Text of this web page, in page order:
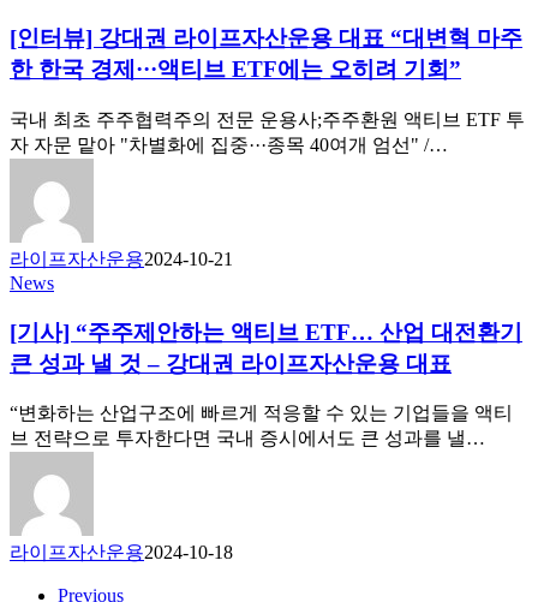
[인터뷰] 강대권 라이프자산운용 대표 “대변혁 마주
한 한국 경제···액티브 ETF에는 오히려 기회”
국내 최초 주주협력주의 전문 운용사;주주환원 액티브 ETF 투
자 자문 맡아 "차별화에 집중···종목 40여개 엄선" /…
라이프자산운용2024-10-21
News
[기사] “주주제안하는 액티브 ETF… 산업 대전환기
큰 성과 낼 것 – 강대권 라이프자산운용 대표
“변화하는 산업구조에 빠르게 적응할 수 있는 기업들을 액티
브 전략으로 투자한다면 국내 증시에서도 큰 성과를 낼…
라이프자산운용2024-10-18
Previous